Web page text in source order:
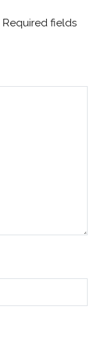
Required fields